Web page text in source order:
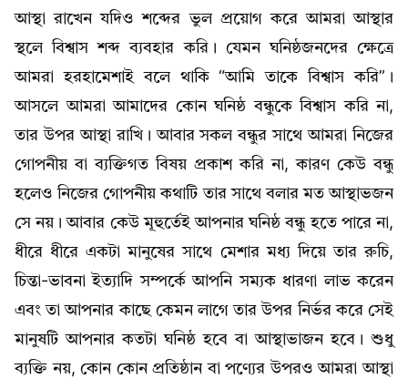
আস্থা রাখেন যদিও শব্দের ভুল প্রয়োগ করে আমরা আস্থার
স্থলে বিশ্বাস শব্দ ব্যবহার করি। যেমন ঘনিষ্ঠজনদের ক্ষেত্রে
আমরা হরহামেশাই বলে থাকি “আমি তাকে বিশ্বাস করি”।
আসলে আমরা আমাদের কোন ঘনিষ্ঠ বন্ধুকে বিশ্বাস করি না,
তার উপর আস্থা রাখি। আবার সকল বন্ধুর সাথে আমরা নিজের
গোপনীয় বা ব্যক্তিগত বিষয় প্রকাশ করি না, কারণ কেউ বন্ধু
হলেও নিজের গোপনীয় কথাটি তার সাথে বলার মত আস্থাভজন
সে নয়। আবার কেউ মূহুর্তেই আপনার ঘনিষ্ঠ বন্ধু হতে পারে না,
ধীরে ধীরে একটা মানুষের সাথে মেশার মধ্য দিয়ে তার রুচি,
চিন্তা-ভাবনা ইত্যাদি সম্পর্কে আপনি সম্যক ধারণা লাভ করেন
এবং তা আপনার কাছে কেমন লাগে তার উপর নির্ভর করে সেই
মানুষটি আপনার কতটা ঘনিষ্ঠ হবে বা আস্থাভাজন হবে। শুধু
ব্যক্তি নয়, কোন কোন প্রতিষ্ঠান বা পণ্যের উপরও আমরা আস্থা